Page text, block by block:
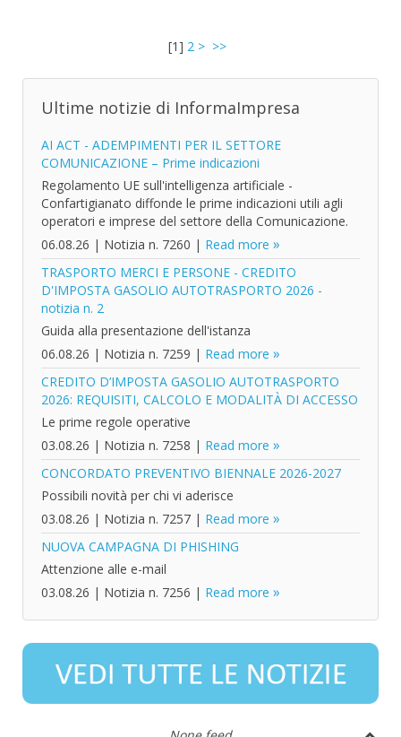
[1] 2 > >>
Ultime notizie di InformaImpresa
AI ACT - ADEMPIMENTI PER IL SETTORE
COMUNICAZIONE – Prime indicazioni
Regolamento UE sull'intelligenza artificiale -
Confartigianato diffonde le prime indicazioni utili agli
operatori e imprese del settore della Comunicazione.
06.08.26 | Notizia n. 7260 | Read more
TRASPORTO MERCI E PERSONE - CREDITO
D'IMPOSTA GASOLIO AUTOTRASPORTO 2026 -
notizia n. 2
Guida alla presentazione dell'istanza
06.08.26 | Notizia n. 7259 | Read more
CREDITO D’IMPOSTA GASOLIO AUTOTRASPORTO
2026: REQUISITI, CALCOLO E MODALITÀ DI ACCESSO
Le prime regole operative
03.08.26 | Notizia n. 7258 | Read more
CONCORDATO PREVENTIVO BIENNALE 2026-2027
Possibili novità per chi vi aderisce
03.08.26 | Notizia n. 7257 | Read more
NUOVA CAMPAGNA DI PHISHING
Attenzione alle e-mail
03.08.26 | Notizia n. 7256 | Read more